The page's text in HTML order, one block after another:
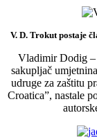
V. D. Trokut postaje
Vladimir Dodig
sakupljač
udruge za zaštitu
Croatica”, nastale